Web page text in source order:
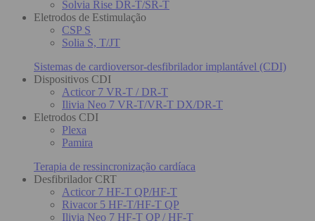
Solvia Rise DR-T/SR-T
Eletrodos de Estimulação
CSP S
Solia S, T/JT
Sistemas de cardioversor-desfibrilador implantável (CDI)
Dispositivos CDI
Acticor 7 VR-T / DR-T
Ilivia Neo 7 VR-T/VR-T DX/DR-T
Eletrodos CDI
Plexa
Pamira
Terapia de ressincronização cardíaca
Desfibrilador CRT
Acticor 7 HF-T QP/HF-T
Rivacor 5 HF-T/HF-T QP
Ilivia Neo 7 HF-T QP / HF-T